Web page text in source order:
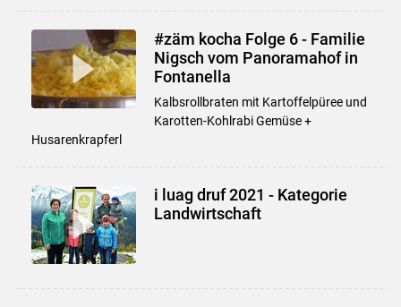
#zäm kocha Folge 6 - Familie
Nigsch vom Panoramahof in
Fontanella
Kalbsrollbraten mit Kartoffelpüree und
Karotten-Kohlrabi Gemüse +
Husarenkrapferl
i luag druf 2021 - Kategorie
Landwirtschaft